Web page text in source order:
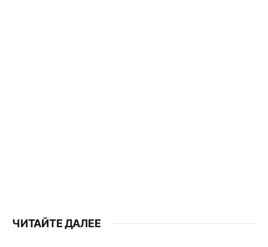
ЧИТАЙТЕ ДАЛЕЕ